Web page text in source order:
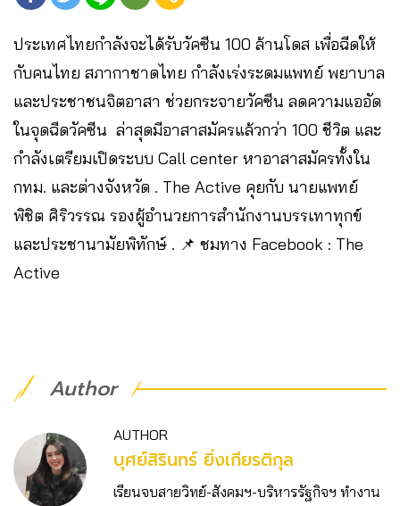
ประเทศไทยกำลังจะได้รับวัคซีน 100 ล้านโดส เพื่อฉีดให้
กับคนไทย สภากาชาดไทย กำลังเร่งระดมแพทย์ พยาบาล
และประชาชนจิตอาสา ช่วยกระจายวัคซีน ลดความแออัด
ในจุดฉีดวัคซีน ล่าสุดมีอาสาสมัครแล้วกว่า 100 ชีวิต และ
กำลังเตรียมเปิดระบบ Call center หาอาสาสมัครทั้งใน
กทม. และต่างจังหวัด . The Active คุยกับ นายแพทย์
พิชิต ศิริวรรณ รองผู้อำนวยการสำนักงานบรรเทาทุกข์
และประชานามัยพิทักษ์ . 📌 ชมทาง Facebook : The
Active
Author
AUTHOR
บุศย์สิรินทร์ ยิ่งเกียรติกุล
เรียนจบสายวิทย์-สังคมฯ-บริหารรัฐกิจฯ ทำงาน